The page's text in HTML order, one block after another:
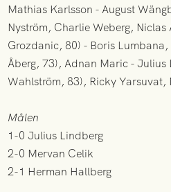
Mathias Karlsson - August
Nyström, Charlie Weberg, Niclas
Grozdanic, 80) - Boris
Åberg, 73), Adnan Maric - Julius
Wahlström, 83), Ricky Yarsuvat,
Målen
1-0 Julius Lindberg
2-0 Mervan Celik
2-1 Herman Hallberg